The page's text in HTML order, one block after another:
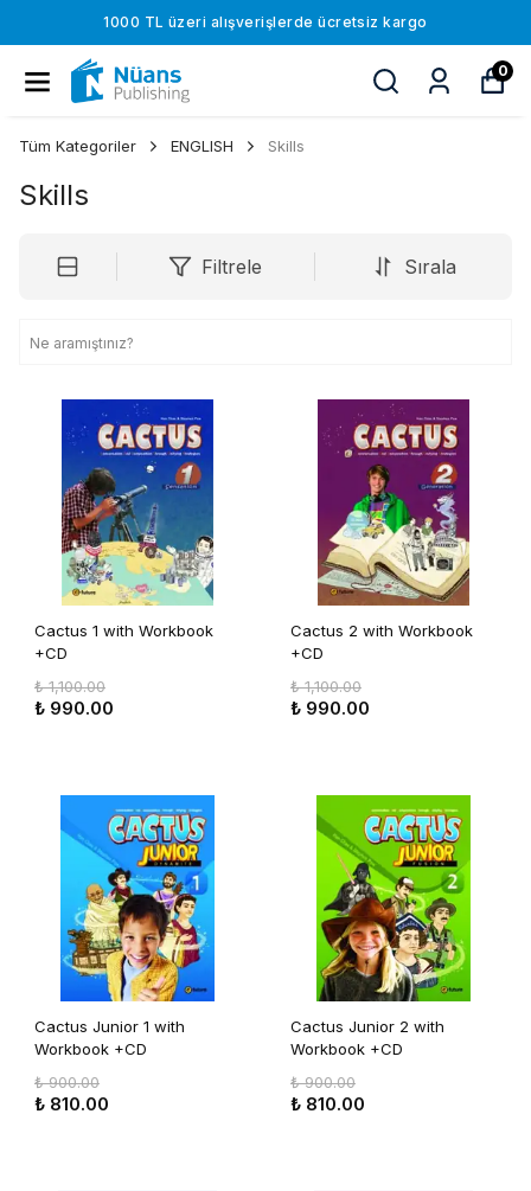
1000 TL üzeri alışverişlerde ücretsiz kargo
0
Tüm Kategoriler ENGLISH Skills
Skills
Filtrele Sırala
Cactus 1 with Workbook
+CD
₺ 1,100.00
₺ 990.00
Cactus 2 with Workbook
+CD
₺ 1,100.00
₺ 990.00
Cactus Junior 1 with
Workbook +CD
₺ 900.00
₺ 810.00
Cactus Junior 2 with
Workbook +CD
₺ 900.00
₺ 810.00